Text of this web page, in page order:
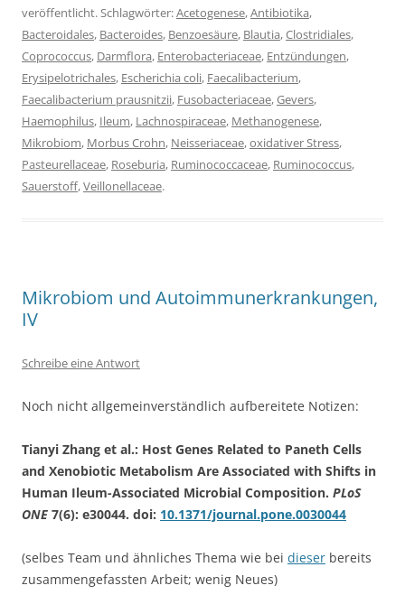
veröffentlicht. Schlagwörter:Acetogenese,Antibiotika,
Bacteroidales, Bacteroides, Benzoesäure, Blautia,Clostridiales,
Coprococcus, Darmflora, Enterobacteriaceae, Entzündungen,
Erysipelotrichales, Escherichia coli, Faecalibacterium,
Faecalibacterium prausnitzii, Fusobacteriaceae,Gevers,
Haemophilus, Ileum, Lachnospiraceae, Methanogenese,
Mikrobiom, Morbus Crohn, Neisseriaceae,oxidativer Stress,
Pasteurellaceae, Roseburia, Ruminococcaceae, Ruminococcus,
Sauerstoff,Veillonellaceae.
Mikrobiom und Autoimmunerkrankungen,
IV
Schreibe eine Antwort
Noch nicht allgemeinverständlich aufbereitete Notizen:
Tianyi Zhang et al.: Host Genes Related to Paneth Cells
and Xenobiotic Metabolism Are Associated with Shifts in
Human Ileum-Associated Microbial Composition. PLoS
ONE 7(6): e30044. doi: 10.1371/journal.pone.0030044
(selbes Team und ähnliches Thema wie bei dieser bereits
zusammengefassten Arbeit; wenig Neues)